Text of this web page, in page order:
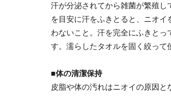
汗が分泌されてから雑菌が繁殖し
を目安に汗をふきとると、ニオ
わないこと。汗を完全にふきとっ
す。濡らしたタオルを固く絞って
■体の清潔保持
皮脂や体の汚れはニオイの原因